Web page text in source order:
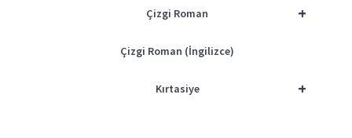
+
Çizgi Roman
Çizgi Roman (İngilizce)
+
Kırtasiye